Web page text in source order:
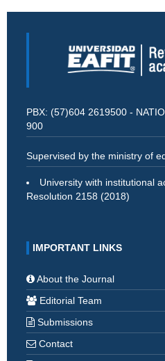
PBX: (57)604 2619500 -
900
Supervised by the ministry of
University with institutional
Resolution 2158 (2018)
IMPORTANT LINKS
About the Journal
Editorial Team
Submissions
Contact